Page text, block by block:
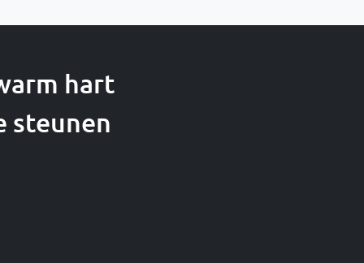
hart
steunen